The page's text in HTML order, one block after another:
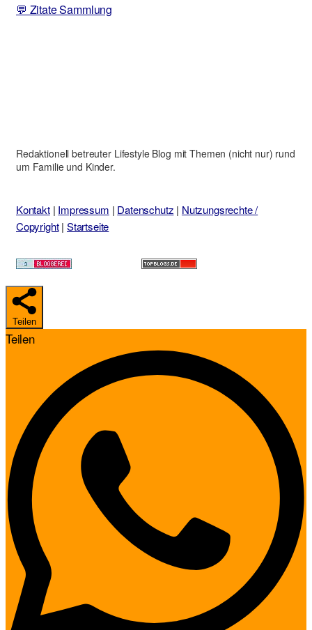
💬 Zitate Sammlung
Redaktionell betreuter Lifestyle Blog mit Themen (nicht nur) rund
um Familie und Kinder.
Kontakt| Impressum | Datenschutz | Nutzungsrechte /
Copyright| Startseite
Teilen
Teilen